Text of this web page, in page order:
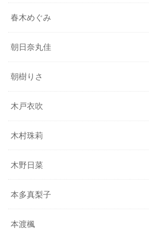
春木めぐみ
朝日奈丸佳
朝樹りさ
木戸衣吹
木村珠莉
木野日菜
本多真梨子
本渡楓